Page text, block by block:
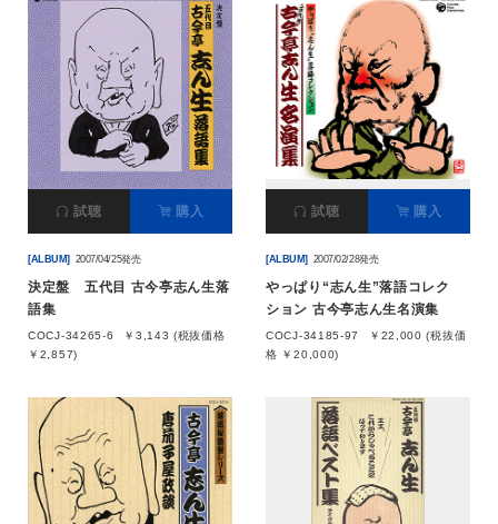
試聴 購入
[ALBUM] 2007/04/25発売
決定盤 五代目 古今亭志ん生落
語集
COCJ-34265-6
￥3,143 (税抜価格
￥2,857)
試聴 購入
[ALBUM] 2007/02/28発売
やっぱり“志ん生”落語コレク
ション 古今亭志ん生名演集
COCJ-34185-97
￥22,000 (税抜価
格 ￥20,000)